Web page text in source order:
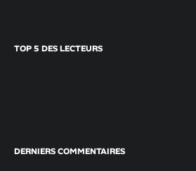
TOP 5 DES LECTEURS
DERNIERS COMMENTAIRES